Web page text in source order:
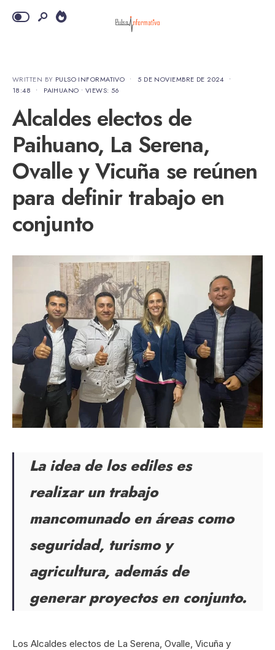
WRITTEN BY PULSO INFORMATIVO • 5 DE NOVIEMBRE DE 2024 •
18:48
• PAIHUANO • VIEWS: 56
Alcaldes electos de
Paihuano, La Serena,
Ovalle y Vicuña se reúnen
para definir trabajo en
conjunto
La idea de los ediles es
realizar un trabajo
mancomunado en áreas como
seguridad, turismo y
agricultura, además de
generar proyectos en conjunto.
Los Alcaldes electos de La Serena, Ovalle, Vicuña y